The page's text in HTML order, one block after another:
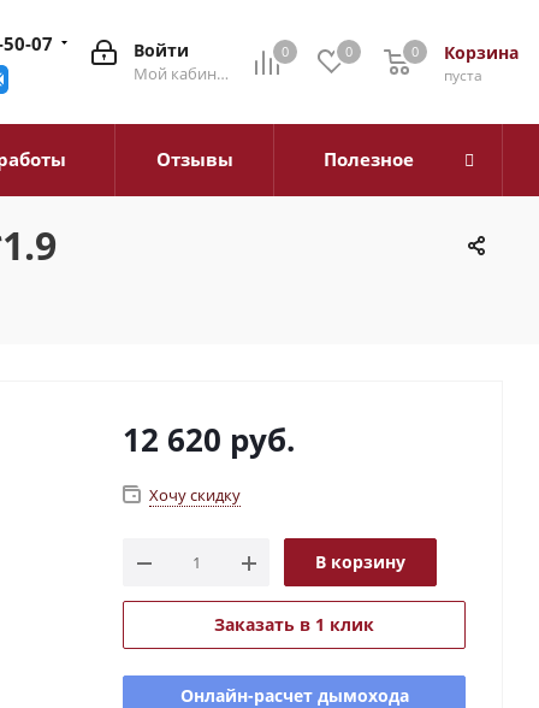
0 0 Корзина
0
пуста
0
Войти
Мой кабинет
07
Отзывы Полезное
12 620 руб.
Хочу скидку
В корзину
Заказать в 1 клик
Онлайн-расчет дымохода